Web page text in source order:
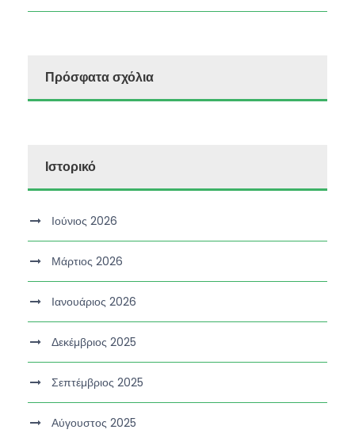
Πρόσφατα σχόλια
Ιστορικό
Ιούνιος 2026
Μάρτιος 2026
Ιανουάριος 2026
Δεκέμβριος 2025
Σεπτέμβριος 2025
Αύγουστος 2025